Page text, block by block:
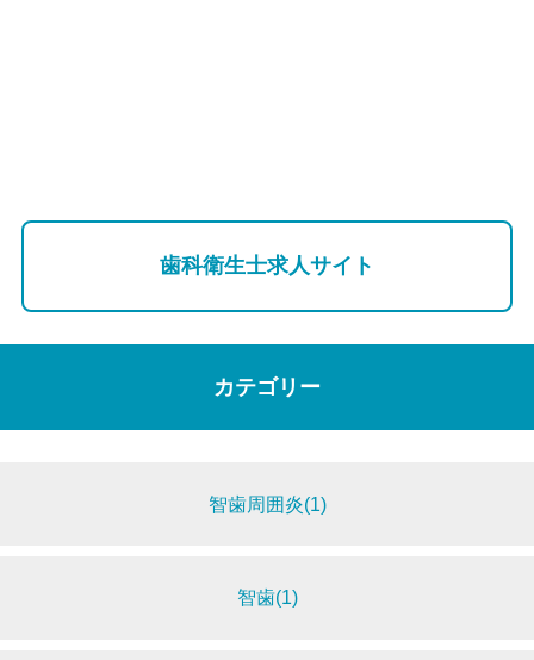
歯科衛生士求人サイト
カテゴリー
智歯周囲炎(1)
智歯(1)